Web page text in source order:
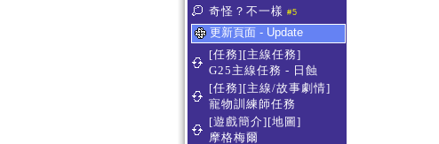
奇怪？不一樣 #5
更新頁面 - Update
[任務][主線任務]
G25主線任務 - 日蝕
[任務][主線/故事劇情]
寵物訓練師任務
[遊戲簡介][地圖]
摩格梅爾